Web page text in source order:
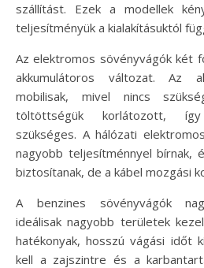
szállítást. Ezek a modellek
teljesítményük a kialakításuktól
Az elektromos sövényvágók két
akkumulátoros változat. Az
mobilisak, mivel nincs
töltöttségük korlátozott,
szükséges. A hálózati
nagyobb teljesítménnyel bírnak,
biztosítanak, de a kábel mozgási
A benzines sövényvágók
ideálisak nagyobb területek
hatékonyak, hosszú vágási időt
kell a zajszintre és a